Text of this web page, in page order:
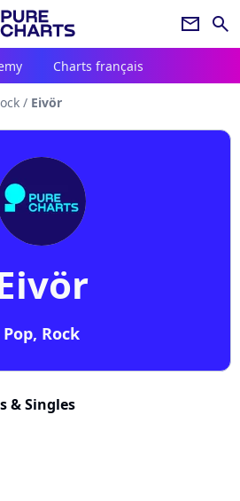
newsletter search
Charts français
/ Eivör
Pop, Rock
& Singles